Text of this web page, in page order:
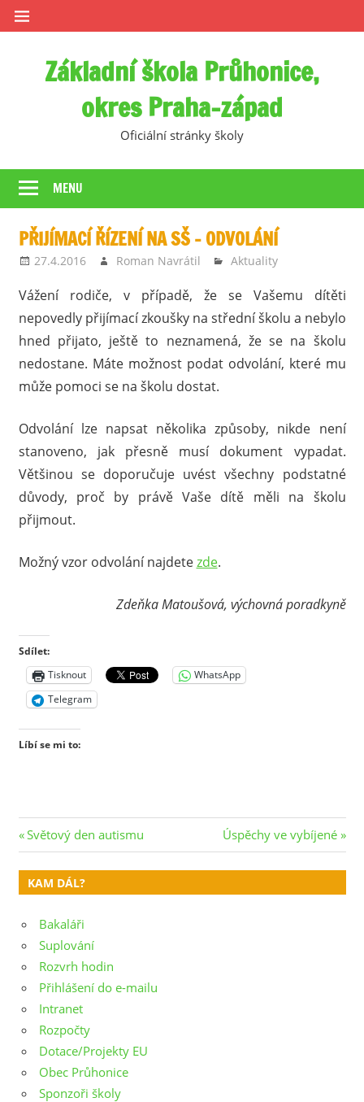
Skip
to
Základní škola Průhonice,
okres Praha-západ
Oficiální stránky školy
MENU
PŘIJÍMACÍ ŘÍZENÍ NA SŠ – ODVOLÁNÍ
27.4.2016 Roman Navrátil Aktuality
Vážení rodiče, v případě, že se Vašemu dítěti
nepovedly přijímací zkoušky na střední školu a nebylo
hned přijato, ještě to neznamená, že se na školu
nedostane. Máte možnost podat odvolání, které mu
může pomoci se na školu dostat.
Odvolání lze napsat několika způsoby, nikde není
stanoveno, jak přesně musí dokument vypadat.
Většinou se doporučuje uvést všechny podstatné
důvody, proč by právě Vaše dítě měli na školu
přijmout.
Možný vzor odvolání najdetezde.
Zdeňka Matoušová, výchovná poradkyně
Sdílet:
Tisknout
WhatsApp
Telegram
Líbí se mi to:
Navigace
pro
příspěvek
Previous
Post:
Světový den autismu
Next
Post:
Úspěchy ve vybíjené
KAM DÁL?
Bakaláři
Suplování
Rozvrh hodin
Přihlášení do e-mailu
Intranet
Rozpočty
Dotace/Projekty EU
Obec Průhonice
Sponzoři školy